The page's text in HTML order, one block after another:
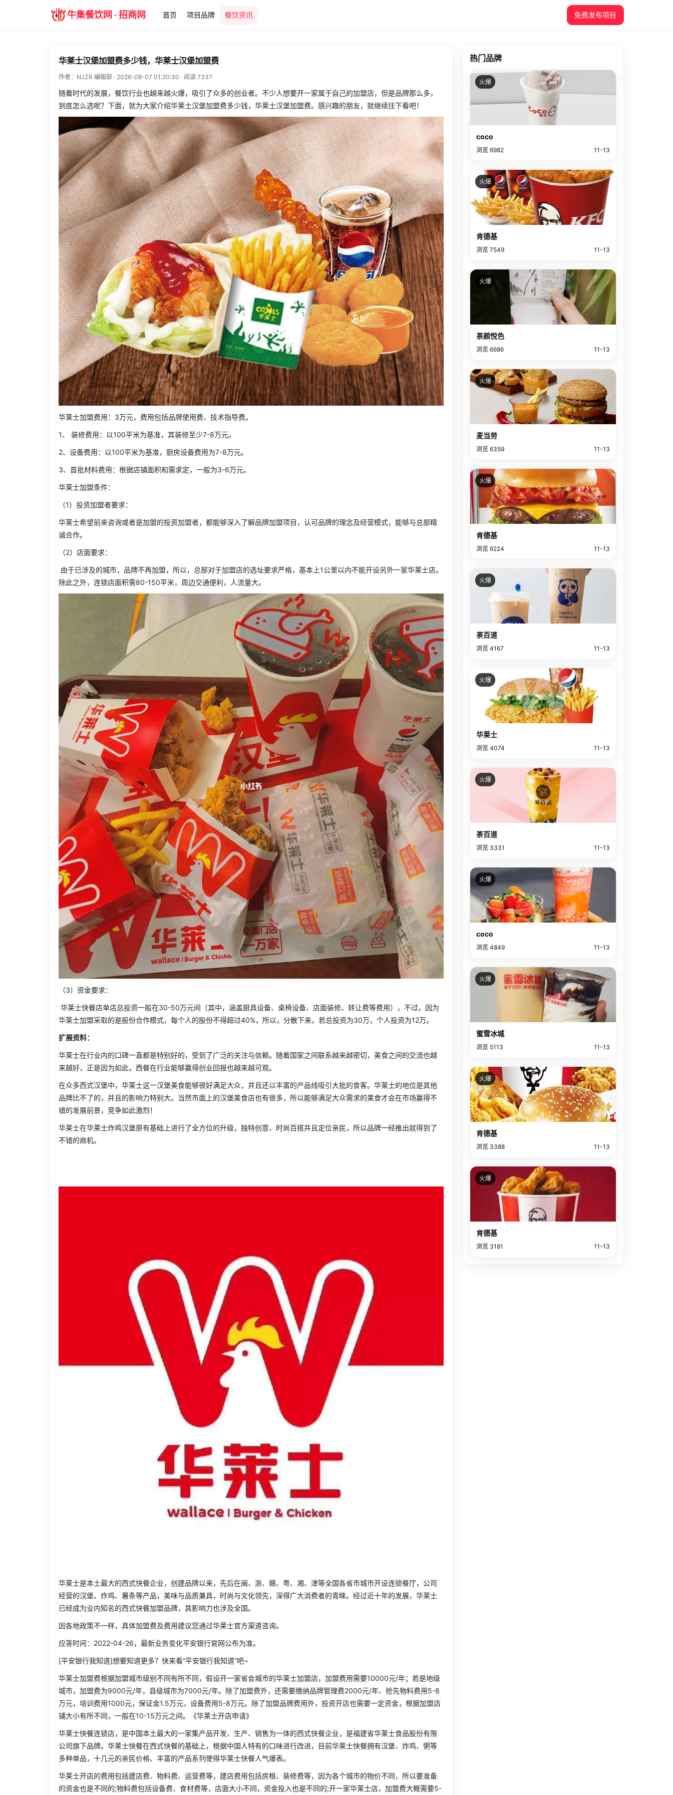
牛集餐饮网 · 招商网 首页 项目品牌 餐饮资讯 免费发布项目
华莱士汉堡加盟费多少钱，华莱士汉堡加盟费
作者：NJZR 编辑部 · 2026-08-07 01:20:30 · 阅读 7337
随着时代的发展，餐饮行业也越来越火爆，吸引了众多的创业者。不少人想要开一家属于自己的加盟店，但是品牌那么多，
到底怎么选呢？下面，就为大家介绍华莱士汉堡加盟费多少钱，华莱士汉堡加盟费。感兴趣的朋友，就继续往下看吧！
华莱士加盟费用：3万元，费用包括品牌使用费、技术指导费。
1、 装修费用：以100平米为基准，其装修至少7-8万元。
2、设备费用：以100平米为基准，厨房设备费用为7-8万元。
3、首批材料费用：根据店铺面积和需求定，一般为3-6万元。
华莱士加盟条件：
（1）投资加盟者要求：
华莱士希望前来咨询或者是加盟的投资加盟者，都能够深入了解品牌加盟项目，认可品牌的理念及经营模式，能够与总部精
诚合作。
（2）店面要求：
由于已涉及的城市，品牌不再加盟，所以，总部对于加盟店的选址要求严格，基本上1公里以内不能开设另外一家华莱士店。
除此之外，连锁店面积需80-150平米，周边交通便利，人流量大。
（3）资金要求：
华莱士快餐店单店总投资一般在30-50万元间（其中，涵盖厨具设备、桌椅设备、店面装修、转让费等费用），不过，因为
华莱士加盟采取的是股份合作模式，每个人的股份不得超过40%，所以，分散下来，若总投资为30万，个人投资为12万。
扩展资料：
华莱士在行业内的口碑一直都是特别好的，受到了广泛的关注与信赖。随着国家之间联系越来越密切，美食之间的交流也越
来越好，正是因为如此，西餐在行业能够赢得创业回报也越来越可观。
在众多西式汉堡中，华莱士这一汉堡美食能够很好满足大众，并且还以丰富的产品线吸引大批的食客。华莱士的地位是其他
品牌比不了的，并且的影响力特别大。当然市面上的汉堡美食店也有很多，所以能够满足大众需求的美食才会在市场赢得不
错的发展前景，竞争如此激烈！
华莱士在华莱士炸鸡汉堡原有基础上进行了全方位的升级，独特创意、时尚百搭并且定位亲民，所以品牌一经推出就得到了
不错的商机。
华莱士是本土最大的西式快餐企业，创建品牌以来，先后在闽、浙、赣、粤、湘、津等全国各省市城市开设连锁餐厅，公司
经营的汉堡、炸鸡、薯条等产品，美味与品质兼具，时尚与文化领先，深得广大消费者的青睐。经过近十年的发展，华莱士
已经成为业内知名的西式快餐加盟品牌，其影响力也涉及全国。
因各地政策不一样，具体加盟费及费用建议您通过华莱士官方渠道咨询。
应答时间：2022-04-26，最新业务变化平安银行官网公布为准。
[平安银行我知道]想要知道更多？快来看“平安银行我知道”吧~
华莱士加盟费根据加盟城市级别不同有所不同，假设开一家省会城市的华莱士加盟店，加盟费用需要10000元/年；若是地级
城市，加盟费为9000元/年，县级城市为7000元/年。除了加盟费外，还需要缴纳品牌管理费2000元/年、抢先物料费用5-8
万元，培训费用1000元，保证金1.5万元，设备费用5-8万元。除了加盟品牌费用外，投资开店也需要一定资金，根据加盟店
铺大小有所不同，一般在10-15万元之间。《华莱士开店申请》
华莱士快餐连锁店，是中国本土最大的一家集产品开发、生产、销售为一体的西式快餐企业，是福建省华莱士食品股份有限
公司旗下品牌。华莱士快餐在西式快餐的基础上，根据中国人特有的口味进行改进，目前华莱士快餐拥有汉堡、炸鸡、粥等
多种单品，十几元的亲民价格、丰富的产品系列使得华莱士快餐人气爆表。
华莱士开店的费用包括建店费、物料费、运营费等，建店费用包括房租、装修费等，因为各个城市的物价不同，所以要准备
的资金也是不同的;物料费包括设备费、食材费等，店面大小不同，资金投入也是不同的;开一家华莱士店，加盟费大概需要5-
热门品牌
火爆
coco
浏览 6982 11-13
火爆
肯德基
浏览 7549 11-13
火爆
茶颜悦色
浏览 6686 11-13
火爆
麦当劳
浏览 6359 11-13
火爆
肯德基
浏览 6224 11-13
火爆
茶百道
浏览 4167 11-13
火爆
华莱士
浏览 4074 11-13
火爆
茶百道
浏览 3331 11-13
火爆
coco
浏览 4849 11-13
火爆
蜜雪冰城
浏览 5113 11-13
火爆
肯德基
浏览 3388 11-13
火爆
肯德基
浏览 3181 11-13